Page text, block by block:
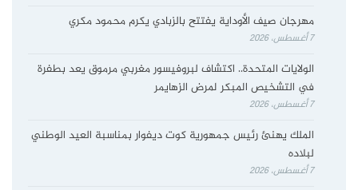
مهرجان صيف الأوداية يفتتح بالزبادي يكرم محمود مكري
7 أغسطس، 2026
الولايات المتحدة.. اكتشاف لبروفيسور مغربي مرموق يعد بطفرة
في التشخيص المبكر لمرض الزهايمر
7 أغسطس، 2026
الملك يهنئ رئيس جمهورية كوت ديفوار بمناسبة العيد الوطني
لبلاده
7 أغسطس، 2026